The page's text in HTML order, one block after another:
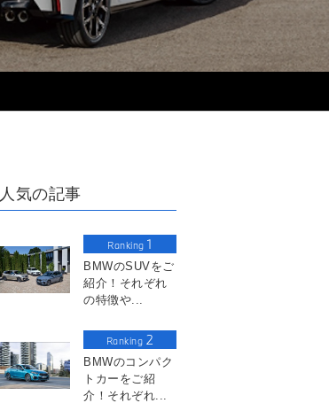
人気の記事
Ranking1
BMWのSUVをご
紹介！それぞれ
の特徴や...
Ranking 2
BMWのコンパク
トカーをご紹
介！それぞれ...